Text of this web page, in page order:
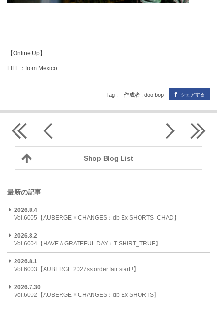
【Online Up】
LIFE：from Mexico
シェアする
Tag : 作成者 : doo-bop
Shop Blog List
最新の記事
2026.8.4
Vol.6005【AUBERGE × CHANGES：db Ex SHORTS_CHAD】
2026.8.2
Vol.6004【HAVE A GRATEFUL DAY：T-SHIRT_TRUE】
2026.8.1
Vol.6003【AUBERGE 2027ss order fair start !】
2026.7.30
Vol.6002【AUBERGE × CHANGES：db Ex SHORTS】